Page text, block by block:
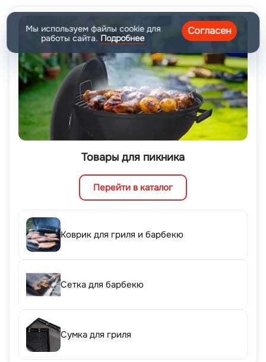
Товары для пикника
Перейти в каталог
Коврик для гриля и барбекю
Сетка для барбекю
Сумка для гриля
Мы используем файлы cookie для
работы сайта. Подробнее
Согласен